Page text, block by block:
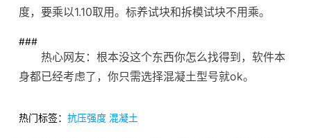
度，要乘以1.10取用。标养试块和拆模试块不用乘。
###
热心网友：根本没这个东西你怎么找得到，软件本
身都已经考虑了，你只需选择混凝土型号就ok。
热门标签： 抗压强度 混凝土